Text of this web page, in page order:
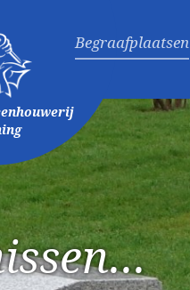
Begraafplaatsen